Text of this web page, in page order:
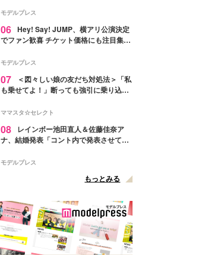
モデルプレス
06 Hey! Say! JUMP、横アリ公演決定
でファン歓喜 チケット価格にも注目集ま
モデルプレス
07
＜図々しい娘の友だち対処法＞「私
も乗せてよ！」断っても強引に乗り込ん
ママスタ☆セレクト
08
レインボー池田直人＆佐藤佳奈ア
ナ、結婚発表「コント内で発表させてい
点変更のため
モデルプレス
もっとみる